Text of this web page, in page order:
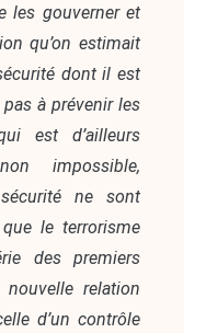
les gouverner et
qu’on estimait
dont il est
à prévenir les
est d’ailleurs
impossible,
ne sont
le terrorisme
des premiers
relation
d’un contrôle